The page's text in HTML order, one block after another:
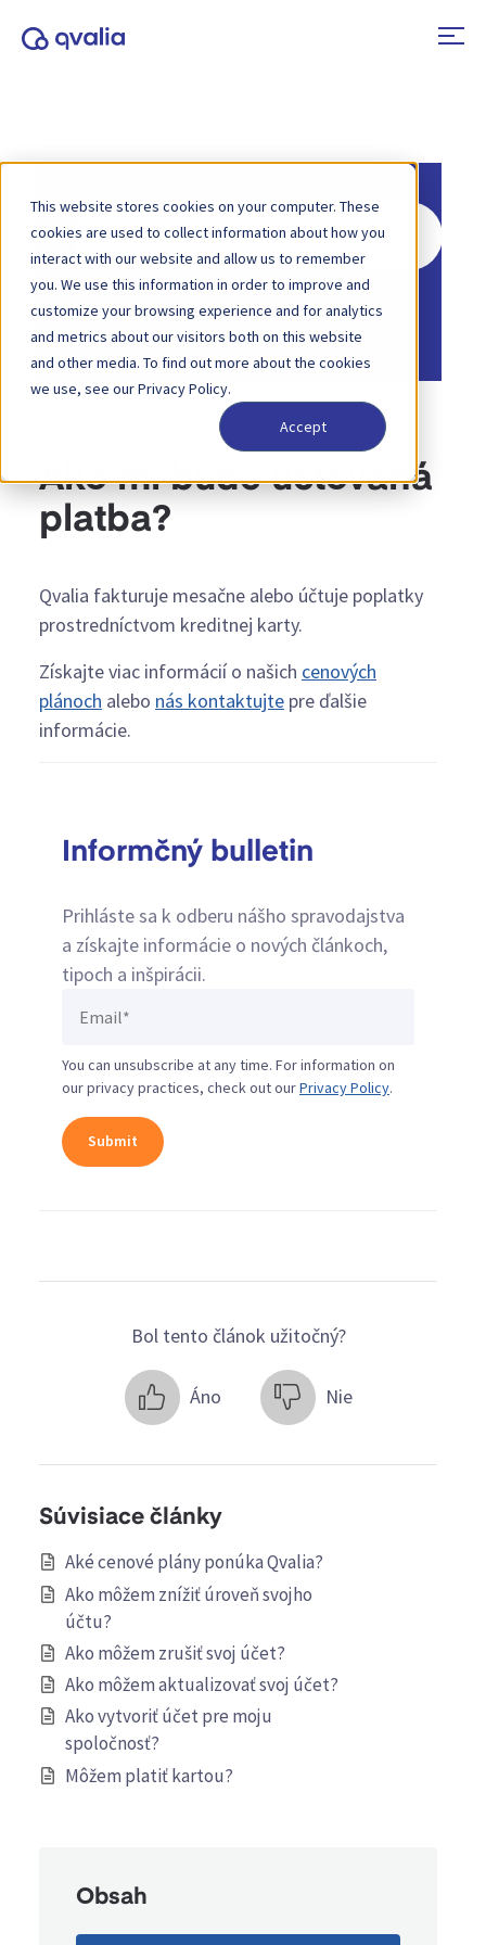
This website stores cookies on your computer. These
cookies are used to collect information about how you
interact with our website and allow us to remember
you. We use this information in order to improve and
customize your browsing experience and for analytics
and metrics about our visitors both on this website
and other media. To find out more about the cookies
we use, see our Privacy Policy.
Accept
Hľadať
Domov
Základňa znalostí
Účet a fakturácia
Ako mi bude účtovaná
platba?
Qvalia fakturuje mesačne alebo účtuje poplatky
prostredníctvom kreditnej karty.
Získajte viac informácií o našich cenových
plánoch alebo nás kontaktujte pre ďalšie
informácie.
Informčný bulletin
Prihláste sa k odberu nášho spravodajstva
a získajte informácie o nových článkoch,
tipoch a inšpirácii.
You can unsubscribe at any time. For information on
our privacy practices, check out ourPrivacy Policy.
Bol tento článok užitočný?
Áno Nie
Súvisiace články
Aké cenové plány ponúka Qvalia?
Ako môžem znížiť úroveň svojho
účtu?
Ako môžem zrušiť svoj účet?
Ako môžem aktualizovať svoj účet?
Ako vytvoriť účet pre moju
spoločnosť?
Môžem platiť kartou?
Obsah